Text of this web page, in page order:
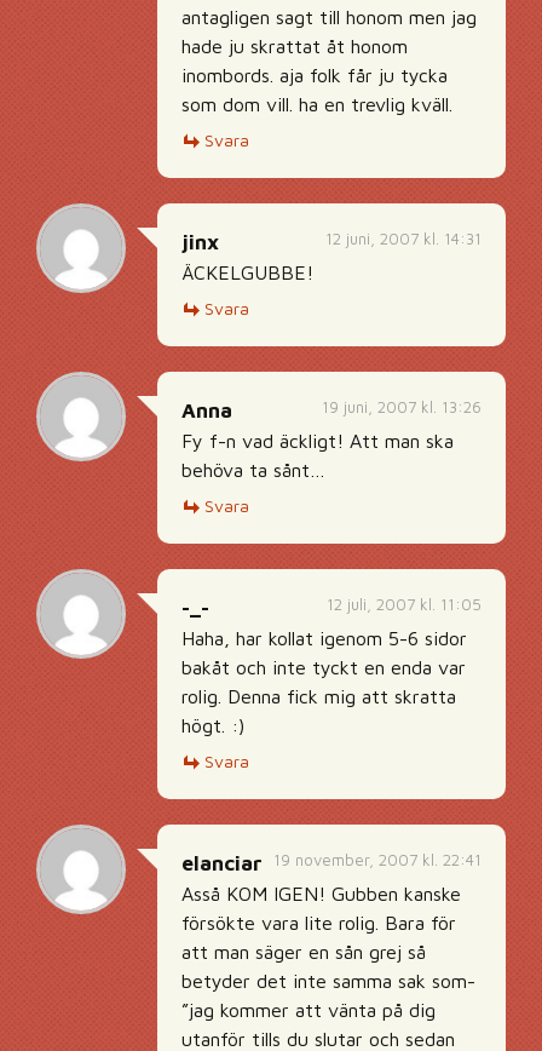
antagligen sagt till honom men jag
hade ju skrattat åt honom
inombords. aja folk får ju tycka
som dom vill. ha en trevlig kväll.
Svara
12 juni, 2007 kl. 14:31
jinx
ÄCKELGUBBE!
Svara
19 juni, 2007 kl. 13:26
Anna
Fy f-n vad äckligt! Att man ska
behöva ta sånt…
Svara
12 juli, 2007 kl. 11:05
-_-
Haha, har kollat igenom 5-6 sidor
bakåt och inte tyckt en enda var
rolig. Denna fick mig att skratta
högt. :)
Svara
19 november, 2007 kl. 22:41
elanciar
Asså KOM IGEN! Gubben kanske
försökte vara lite rolig. Bara för
att man säger en sån grej så
betyder det inte samma sak som-
”jag kommer att vänta på dig
utanför tills du slutar och sedan